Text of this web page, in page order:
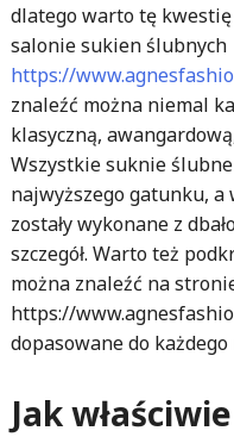
dlatego warto tę
salonie sukien ślubnych
https://
znaleźć można niemal
klasyczną,
Wszystkie suknie
najwyższego gatunku, a
zostały wykonane z
szczegół. Warto też
można znaleźć na
https://
dopasowane do
Jak